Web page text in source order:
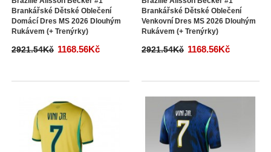
Brankářské Dětské Oblečení
Domácí Dres MS 2026 Dlouhým
Rukávem (+ Trenýrky)
2921.54Kč 1168.56Kč
Brankářské Dětské Oblečení
Venkovní Dres MS 2026 Dlouhým
Rukávem (+ Trenýrky)
2921.54Kč 1168.56Kč